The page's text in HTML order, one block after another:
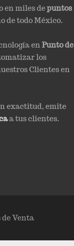
en miles depuntos
de todo México.
enPunto de
los
Clientes en
exactitud, emite
a tus clientes.
Venta